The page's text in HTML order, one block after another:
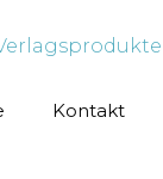
Kontakt